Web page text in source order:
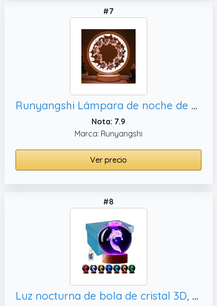
#7
Runyangshi Lámpara de noche de cristal natural con cristales de cuarzo rosa para árbol pequeño, luz nocturna adecuada para sala de estar
Nota: 7.9
Marca: Runyangshi
Ver precio
#8
Luz nocturna de bola de cristal 3D, regalos de cumpleaños y Navidad para